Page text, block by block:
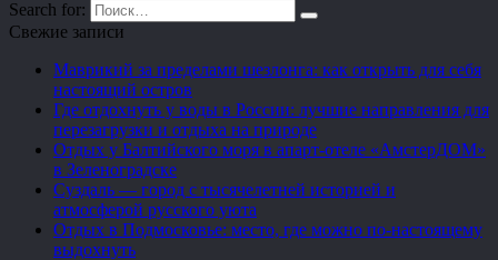
Search for:
Свежие записи
Маврикий за пределами шезлонга: как открыть для себя
настоящий остров
Где отдохнуть у воды в России: лучшие направления для
перезагрузки и отдыха на природе
Отдых у Балтийского моря в апарт-отеле «АмстерДОМ»
в Зеленоградске
Суздаль — город с тысячелетней историей и
атмосферой русского уюта
Отдых в Подмосковье: место, где можно по-настоящему
выдохнуть